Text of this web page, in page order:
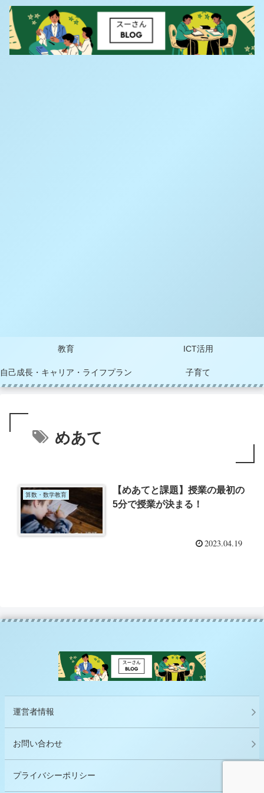
教育 ICT活用
自己成長・キャリア・ライフプラン 子育て
めあて
算数・数学教育
【めあてと課題】授業の最初の
5分で授業が決まる！
2023.04.19
運営者情報
お問い合わせ
プライバシーポリシー